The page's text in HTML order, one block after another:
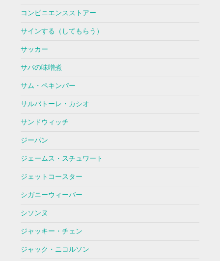
コンビニエンスストアー
サインする（してもらう）
サッカー
サバの味噌煮
サム・ペキンパー
サルバトーレ・カシオ
サンドウィッチ
ジーパン
ジェームス・スチュワート
ジェットコースター
シガニーウィーバー
シソンヌ
ジャッキー・チェン
ジャック・ニコルソン